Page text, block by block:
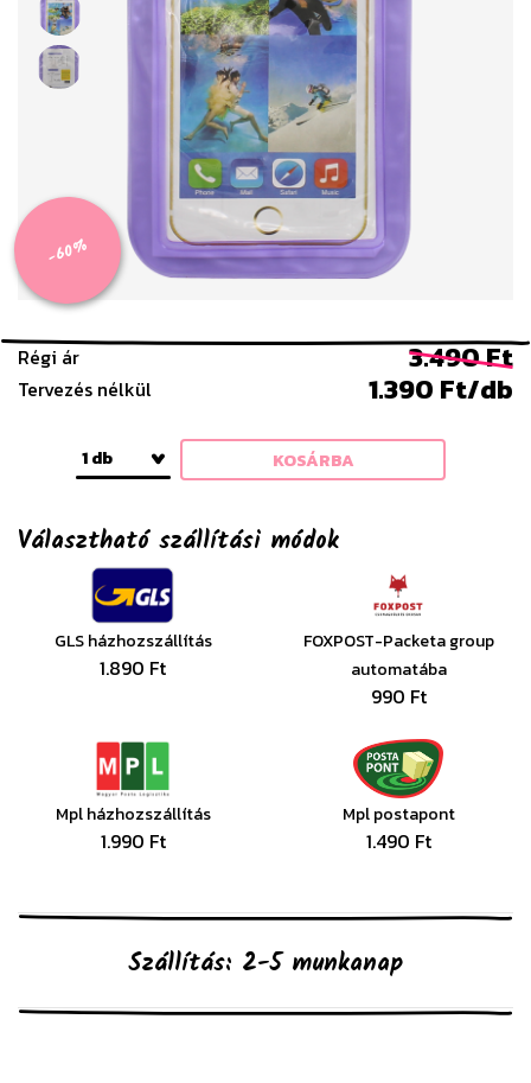
-60%
Régi ár 3.490 Ft
Tervezés nélkül 1.390 Ft/db
1 db KOSÁRBA
Választható szállítási módok
GLS házhozszállítás
1.890 Ft
FOXPOST-Packeta group
automatába
990 Ft
Mpl házhozszállítás
1.990 Ft
Mpl postapont
1.490 Ft
Szállítás: 2-5 munkanap